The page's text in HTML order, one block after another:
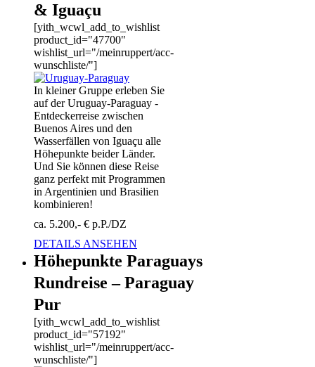
& Iguaçu
[yith_wcwl_add_to_wishlist
product_id="47700"
wishlist_url="/meinruppert/acc-
wunschliste/"]
In kleiner Gruppe erleben Sie
auf der Uruguay-Paraguay -
Entdeckerreise zwischen
Buenos Aires und den
Wasserfällen von Iguaçu alle
Höhepunkte beider Länder.
Und Sie können diese Reise
ganz perfekt mit Programmen
in Argentinien und Brasilien
kombinieren!
ca. 5.200,- € p.P./DZ
DETAILS ANSEHEN
Höhepunkte Paraguays
Rundreise – Paraguay
Pur
[yith_wcwl_add_to_wishlist
product_id="57192"
wishlist_url="/meinruppert/acc-
wunschliste/"]